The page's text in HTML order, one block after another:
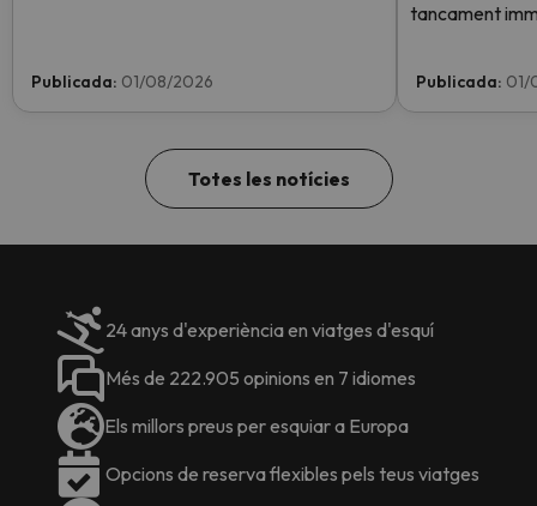
Publicada: 01/08/2026
tancament
altes
Publicada: 01/
Totes les notícies
24 anys d'experiència en viatges d'esquí
Més de 222.905 opinions en 7 idiomes
Els millors preus per esquiar a Europa
Opcions de reserva flexibles pels teus viatges